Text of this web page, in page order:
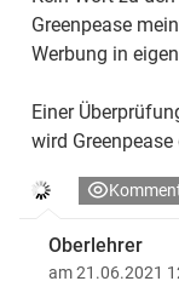
Greenpease
Werbung in
Einer
wird
Oberlehrer
am 21.06.2021